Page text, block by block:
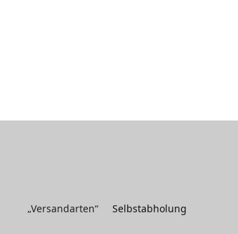
„Versandarten“ Selbstabholung